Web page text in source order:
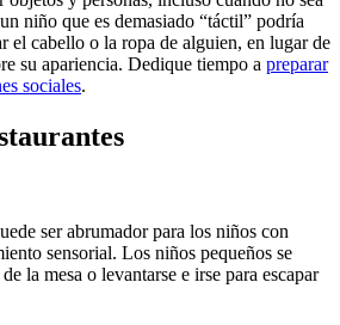
niño que es demasiado “táctil” podría
el cabello o la ropa de alguien, en lugar de
su apariencia. Dedique tiempo a preparar
sociales.
ser abrumador para los niños con
sensorial. Los niños pequeños se
la mesa o levantarse e irse para escapar